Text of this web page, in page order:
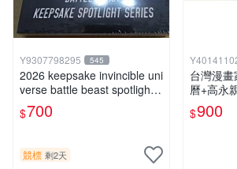
Y9307798295 545
2026 keepsake invincible uni
verse battle beast spotlight
戰鬥野獸簽名盒卡
$700
競標 剩2天
台灣漫
曆+高永
天變
$900